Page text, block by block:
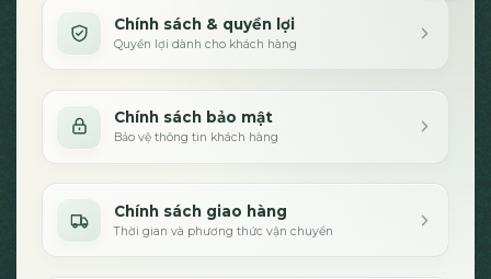
Chính sách & quyền lợi
Quyền lợi dành cho khách hàng
Chính sách bảo mật
Bảo vệ thông tin khách hàng
Chính sách giao hàng
Thời gian và phương thức vận chuyển